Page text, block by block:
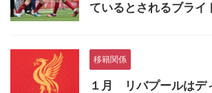
ているとされるブライ
移籍関係
１月 リバプールはデ